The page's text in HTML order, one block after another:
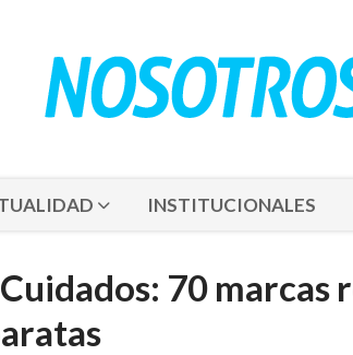
INSTITUCIONALES
70 marcas